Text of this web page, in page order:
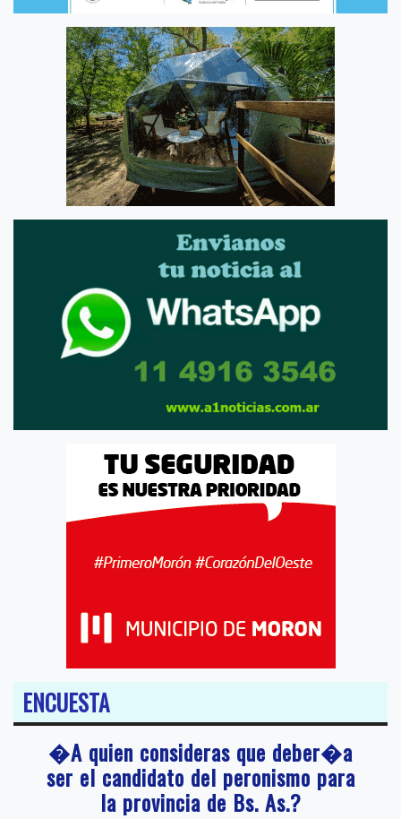
ENCUESTA
�A quien consideras que deber�a
ser el candidato del peronismo para
la provincia de Bs. As.?